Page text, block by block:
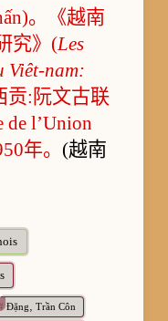
。《越南
究》(Les
Viêt-nam:
贡:阮文古联
l’Union
年。 (越南
#Đặng‚ Trần Côn